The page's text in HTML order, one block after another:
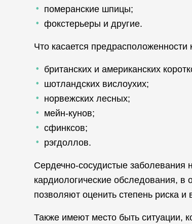
померанские шпицы;
фокстерьеры и другие.
Что касается
британских и американских
шотландских вислоухих;
норвежских лесных;
мейн-кунов;
сфинксов;
рэгдоллов.
Сердечно-сосудистые
кардиологические обследования,
позволяют оценить степень риска
Также имеют место быть ситуации,